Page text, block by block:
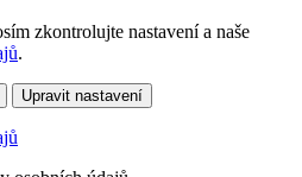
zkontrolujte nastavení a naše
.
Upravit nastavení